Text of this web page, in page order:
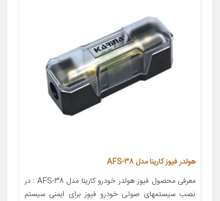
هولدر فیوز کارینا مدل AFS-38
معرفی محصول فیوز هولدر خودرو کارینا مدل AFS-38 : در
نصب سیستمهای صوتی خودرو فیوز برای ایمنی سیستم